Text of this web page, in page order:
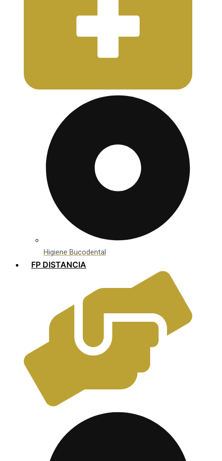
Higiene Bucodental
FP DISTANCIA